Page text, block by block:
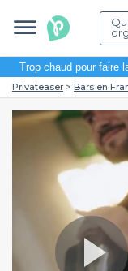
Trop chaud pour faire
Privateaser Bars en